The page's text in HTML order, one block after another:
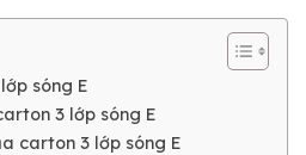
sóng E
3 lớp sóng E
carton 3 lớp sóng E